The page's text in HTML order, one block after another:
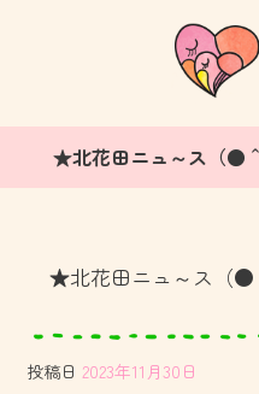
★北花田ニュ～ス（●
★北花田ニュ～ス（●
投稿日 2023年11月30日